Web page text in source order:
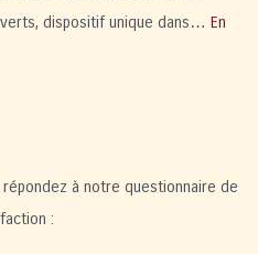
dispositif unique dans… En
à notre questionnaire de
: